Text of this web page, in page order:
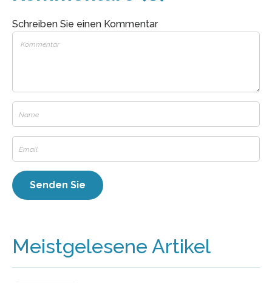
Schreiben Sie einen Kommentar
Meistgelesene Artikel